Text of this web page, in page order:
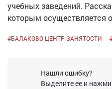
учебных заведений.
которым осуществляется
#БАЛАКОВО ЦЕНТР ЗАНЯТОСТИ
Нашли ошибку?
Выделите ее и